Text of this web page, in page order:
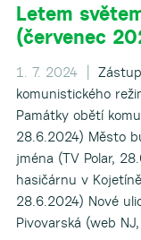
Letem
(červenec
1. 7. 2024 |
komunistického
Památky obětí
28.6.2024) Město
jména (TV Polar,
hasičárnu v
28.6.2024) Nové
Pivovarská (web NJ,